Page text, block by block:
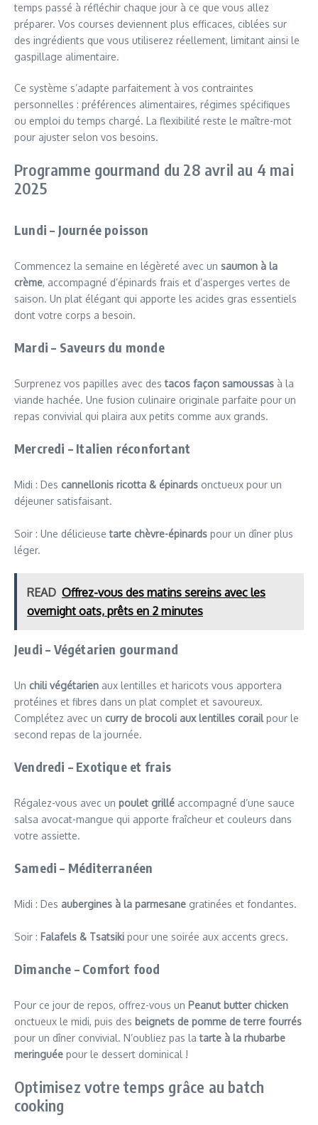
temps passé à réfléchir chaque jour à ce que vous allez
préparer. Vos courses deviennent plus efficaces, ciblées sur
des ingrédients que vous utiliserez réellement, limitant ainsi le
gaspillage alimentaire.
Ce système s’adapte parfaitement à vos contraintes
personnelles : préférences alimentaires, régimes spécifiques
ou emploi du temps chargé. La flexibilité reste le maître-mot
pour ajuster selon vos besoins.
Programme gourmand du 28 avril au 4 mai
2025
Lundi – Journée poisson
Commencez la semaine en légèreté avec un saumon à la
crème, accompagné d’épinards frais et d’asperges vertes de
saison. Un plat élégant qui apporte les acides gras essentiels
dont votre corps a besoin.
Mardi – Saveurs du monde
Surprenez vos papilles avec destacos façon samoussas à la
viande hachée. Une fusion culinaire originale parfaite pour un
repas convivial qui plaira aux petits comme aux grands.
Mercredi – Italien réconfortant
Midi : Des cannellonis ricotta & épinards onctueux pour un
déjeuner satisfaisant.
Soir : Une délicieusetarte chèvre-épinards pour un dîner plus
léger.
READ Offrez-vous des matins sereins avec les
overnight oats, prêts en 2 minutes
Jeudi – Végétarien gourmand
Un chili végétarien aux lentilles et haricots vous apportera
protéines et fibres dans un plat complet et savoureux.
Complétez avec un curry de brocoli aux lentilles corailpour le
second repas de la journée.
Vendredi – Exotique et frais
Régalez-vous avec un poulet grillé accompagné d’une sauce
salsa avocat-mangue qui apporte fraîcheur et couleurs dans
votre assiette.
Samedi – Méditerranéen
Midi : Des aubergines à la parmesane gratinées et fondantes.
Soir : Falafels & Tsatsiki pour une soirée aux accents grecs.
Dimanche – Comfort food
Pour ce jour de repos, offrez-vous un Peanut butter chicken
onctueux le midi, puis des beignets de pomme de terre fourrés
pour un dîner convivial. N’oubliez pas latarte à la rhubarbe
meringuée pour le dessert dominical !
Optimisez votre temps grâce au batch
cooking